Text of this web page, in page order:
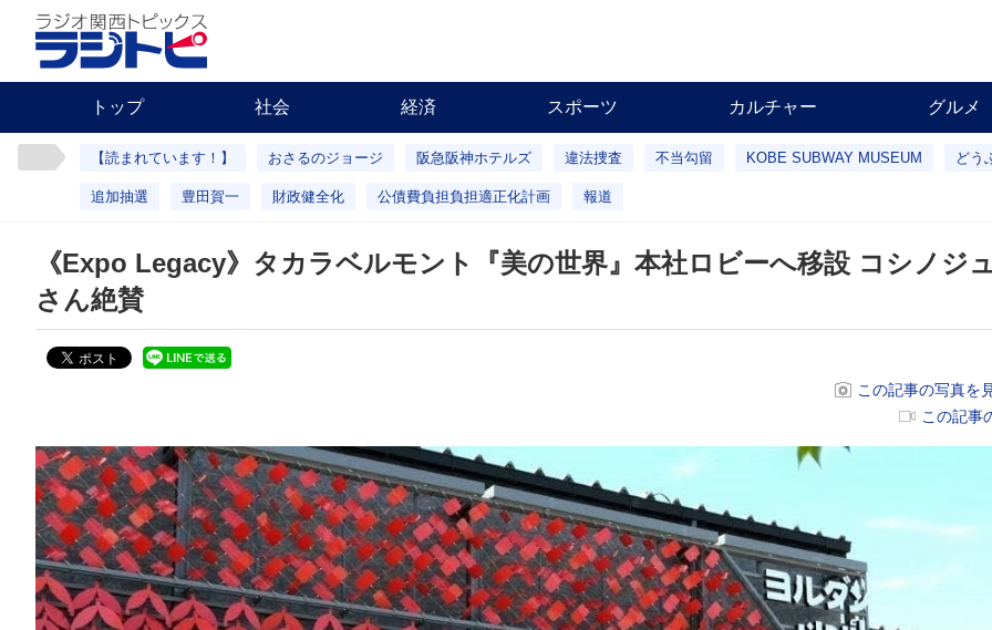
トップ 社会 経済 スポーツ カルチャー グルメ
【読まれています！】 おさるのジョージ 阪急阪神ホテルズ 違法捜査 不当勾留 KOBE SUBWAY MUSEUM どう
追加抽選 豊田賀一 財政健全化 公債費負担負担適正化計画 報道
《Expo Legacy》タカラベルモント『美の世界』本社ロビーへ移設 コシノジ
さん絶賛
この記事の写真を
この記事